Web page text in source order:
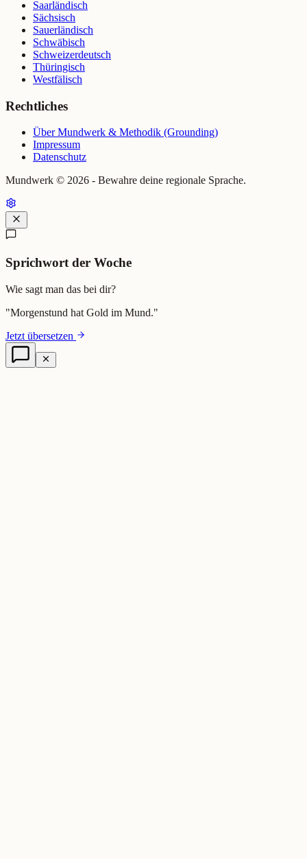
Saarländisch
Sächsisch
Sauerländisch
Schwäbisch
Schweizerdeutsch
Thüringisch
Westfälisch
Rechtliches
Über Mundwerk & Methodik (Grounding)
Impressum
Datenschutz
Mundwerk © 2026 - Bewahre deine regionale Sprache.
Sprichwort der Woche
Wie sagt man das bei dir?
"Morgenstund hat Gold im Mund."
Jetzt übersetzen